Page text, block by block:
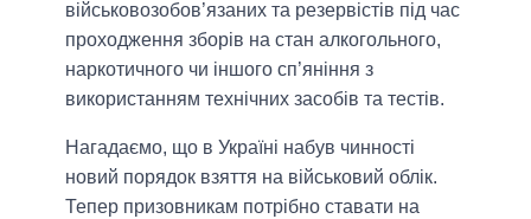
військовозобов’язаних та резервістів під час
проходження зборів на стан алкогольного,
наркотичного чи іншого сп’яніння з
використанням технічних засобів та тестів.
Нагадаємо, що в Україні набув чинності
новий порядок взяття на військовий облік.
Тепер призовникам потрібно ставати на